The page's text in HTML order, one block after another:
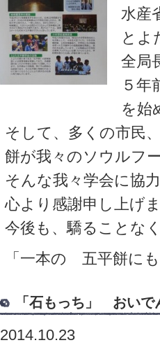
水産
とよ
全局
５年
を始
そして、多くの市民
餅が我々のソウルフ
そんな我々学会に協
心より感謝申し上げ
今後も、驕ることな
「一本の 五平餅に
「石もっち」 おいで
2014.10.23